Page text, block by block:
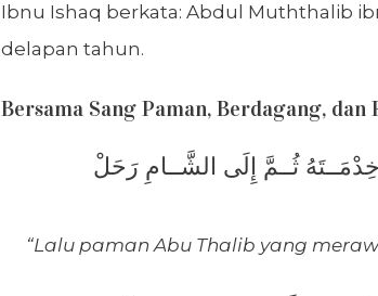
Ibnu Ishaq berkata: Abdul Muththalib
delapan tahun.
Bersama Sang Paman, Berdagang, dan
“Lalu paman Abu Thalib yang